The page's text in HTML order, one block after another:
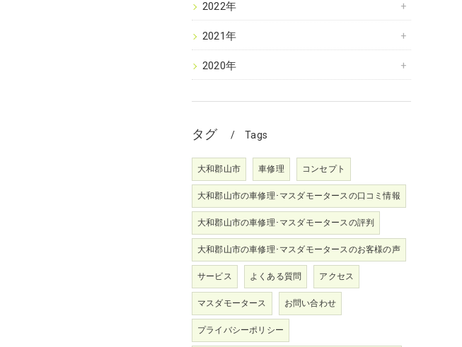
2022年
2021年
2020年
タグ Tags
大和郡山市 車修理 コンセプト
大和郡山市の車修理･マスダモータースの口コミ情報
大和郡山市の車修理･マスダモータースの評判
大和郡山市の車修理･マスダモータースのお客様の声
サービス よくある質問 アクセス
マスダモータース お問い合わせ
プライバシーポリシー